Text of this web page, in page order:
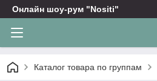
Онлайн шоу-рум "Nositi"
Каталог товара по группам